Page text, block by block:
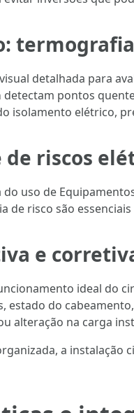
detalhada para
detectam pontos
isolamento elétrico,
de riscos
uso de
de risco são
e
ideal do
estado do
alteração na carga
a